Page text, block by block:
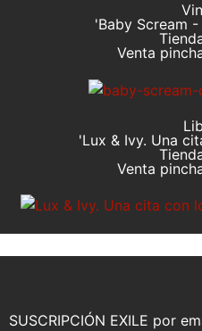
'Baby Scream
Venta
'Lux & Ivy. Una
Venta
SUSCRIPCIÓN EXILE por